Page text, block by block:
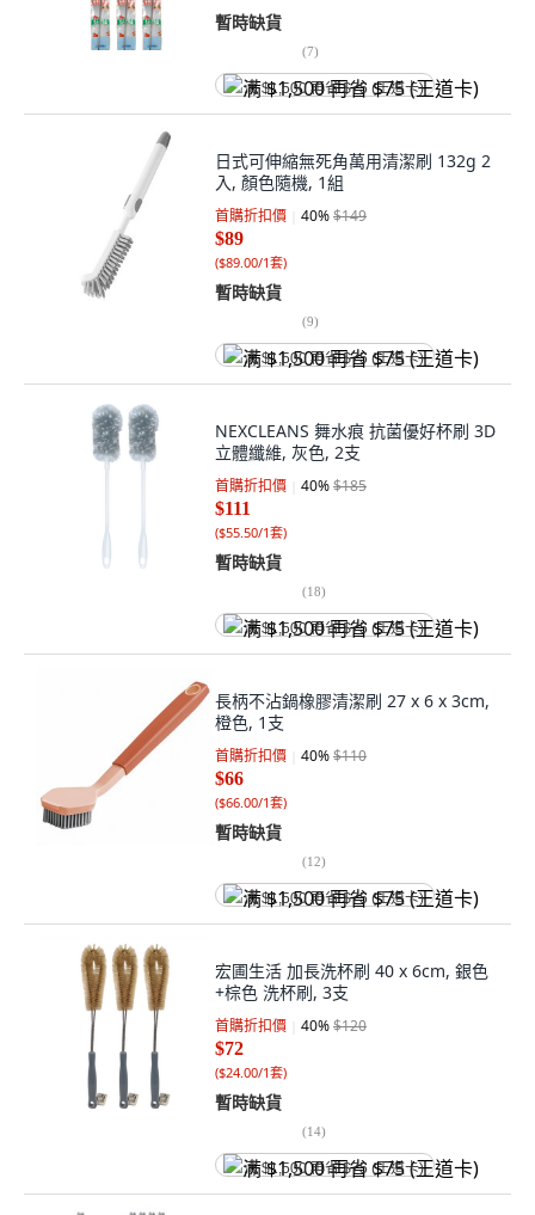
暫時缺貨
(7)
满 $1,500 再省 $75 (王道卡)
日式可伸縮無死角萬用清潔刷 132g 2
入, 顏色隨機, 1組
首購折扣價 40%$149
$89
($89.00/1套)
暫時缺貨
(9)
满 $1,500 再省 $75 (王道卡)
NEXCLEANS 舞水痕 抗菌優好杯刷 3D
立體纖維, 灰色, 2支
首購折扣價 40%$185
$111
($55.50/1套)
暫時缺貨
(18)
满 $1,500 再省 $75 (王道卡)
長柄不沾鍋橡膠清潔刷 27 x 6 x 3cm,
橙色, 1支
首購折扣價 40%$110
$66
($66.00/1套)
暫時缺貨
(12)
满 $1,500 再省 $75 (王道卡)
宏圃生活 加長洗杯刷 40 x 6cm, 銀色
+棕色 洗杯刷, 3支
首購折扣價 40%$120
$72
($24.00/1套)
暫時缺貨
(14)
满 $1,500 再省 $75 (王道卡)